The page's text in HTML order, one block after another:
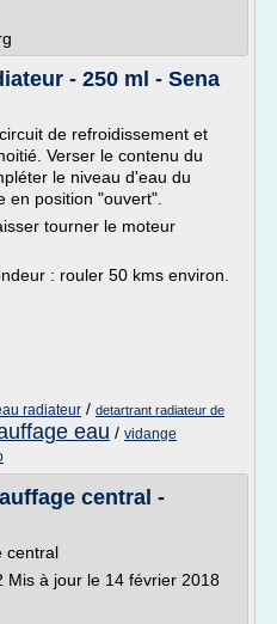
- 250 ml - Sena
de refroidissement et
Verser le contenu du
le niveau d'eau du
en position "ouvert".
tourner le moteur
: rouler 50 kms environ.
radiateur / detartrant radiateur de
eau / vidange
central -
central
Mis à jour le 14 février 2018